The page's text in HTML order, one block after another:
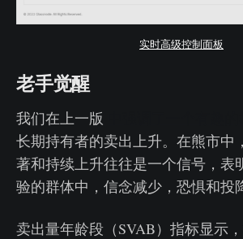
实时高级控制面板
老手觉醒
我们在上一版
长期持有者的卖出上升。在熊市中
著和持续上升往往是一个信号，表
验的群体中，信念减少，恐惧和投
卖出量年龄段（SVAB）指标显示